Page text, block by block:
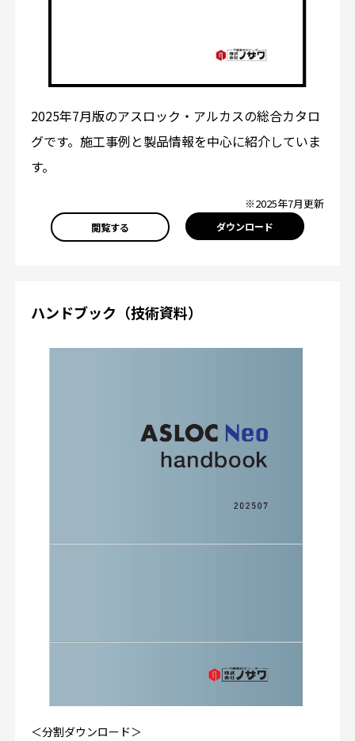
2025年7月版のアスロック・アルカスの総合カタロ
グです。施工事例と製品情報を中心に紹介していま
す。
※2025年7月更新
閲覧する ダウンロード
ハンドブック（技術資料）
＜分割ダウンロード＞